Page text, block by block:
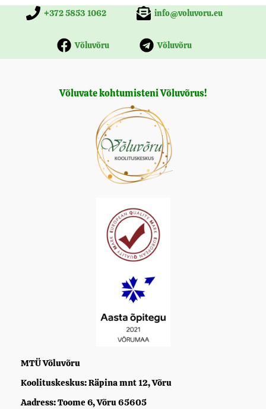
+372 5853 1062 info@voluvoru.eu
Võluvõru Võluvõru
Võluvate kohtumisteni Võluvõrus!
MTÜ Võluvõru
Koolituskeskus: Räpina mnt 12, Võru
Aadress: Toome 6, Võru 65605